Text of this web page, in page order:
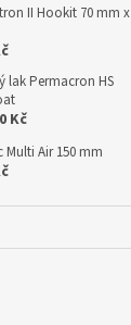
II Hookit 70 mm x
lak Permacron HS
Kč
Multi Air 150 mm